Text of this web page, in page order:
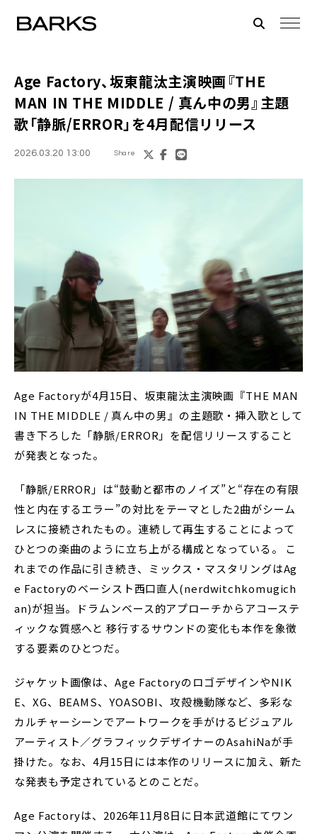
Age Factory、坂東龍汰主演映画『THE
MAN IN THE MIDDLE / 真ん中の男』主題
歌「静脈/ERROR」を4月配信リリース
2026.03.20 13:00 Share
Age Factoryが4月15日、坂東龍汰主演映画『THE MAN
IN THE MIDDLE / 真ん中の男』の主題歌・挿入歌として
書き下ろした「静脈/ERROR」を配信リリースすること
が発表となった。
「静脈/ERROR」は“鼓動と都市のノイズ”と“存在の有限
性と内在するエラー”の対比をテーマとした2曲がシーム
レスに接続されたもの。連続して再生することによって
ひとつの楽曲のように立ち上がる構成となっている。 こ
れまでの作品に引き続き、ミックス・マスタリングはAg
e Factoryのベーシスト西口直人(nerdwitchkomugich
an)が担当。ドラムンベース的アプローチからアコーステ
ィックな質感へと 移行するサウンドの変化も本作を象徴
する要素のひとつだ。
ジャケット画像は、Age FactoryのロゴデザインやNIK
E、XG、BEAMS、YOASOBI、攻殻機動隊など、多彩な
カルチャーシーンでアートワークを手がけるビジュアル
アーティスト／グラフィックデザイナーのAsahiNaが手
掛けた。なお、4月15日には本作のリリースに加え、新た
な発表も予定されているとのことだ。
Age Factoryは、2026年11月8日に日本武道館にてワン